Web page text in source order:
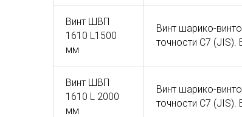
Винт ШВП
1610 L1500
мм
Винт шарико-
точности C7
Винт ШВП
1610 L 2000
мм
Винт шарико-
точности C7